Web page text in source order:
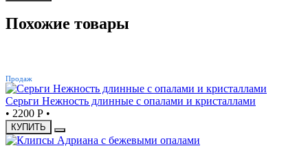
Похожие товары
Продаж
Серьги Нежность длинные с опалами и кристаллами
• 2200 Р •
КУПИТЬ